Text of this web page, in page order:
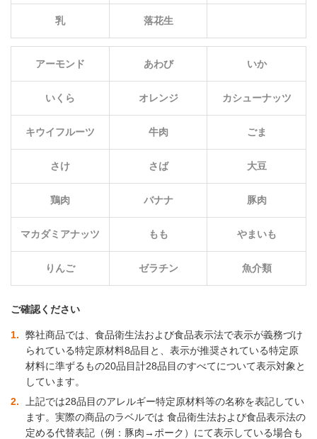
乳 落花生
アーモンド あわび いか
いくら オレンジ カシューナッツ
キウイフルーツ 牛肉 ごま
さけ さば 大豆
鶏肉 バナナ 豚肉
マカダミアナッツ もも やまいも
りんご ゼラチン 魚介類
ご確認ください
1
弊社商品では、食品衛生法および食品表示法で表示が義務づけ
られている特定原材料8品目と、表示が推奨されている特定原
材料に準ずるもの20品目計28品目のすべてについて表示対象と
しています。
2
上記では28品目のアレルギー特定原材料等の名称を表記してい
ます。実際の商品のラベルでは 食品衛生法および食品表示法の
定める代替表記（例：豚肉→ポーク）にて表示している場合も